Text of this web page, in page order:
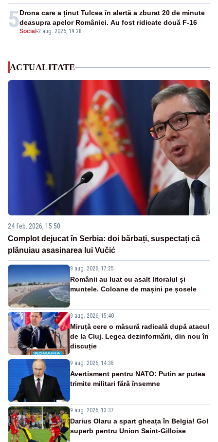
5Social -2 aug. 2026, 19:28
Drona care a ținut Tulcea în alertă a zburat 20 de minute
deasupra apelor României. Au fost ridicate două F-16
ACTUALITATE
24 feb. 2026, 15:50
Complot dejucat în Serbia: doi bărbați, suspectați că
plănuiau asasinarea lui Vučić
9 aug. 2026, 17:25
Românii au luat cu asalt litoralul și
muntele. Coloane de mașini pe șosele
9 aug. 2026, 15:40
Miruță cere o măsură radicală după atacul
de la Cluj. Legea dezinformării, din nou în
discuție
9 aug. 2026, 14:38
Avertisment pentru NATO: Putin ar putea
trimite militari fără însemne
9 aug. 2026, 13:37
Darius Olaru a spart gheața în Belgia! Gol
superb pentru Union Saint-Gilloise